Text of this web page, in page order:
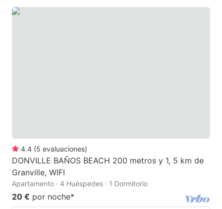
4.4 (5 evaluaciones)
DONVILLE BAÑOS BEACH 200 metros y 1, 5 km de
Granville, WIFI
Apartamento · 4 Huéspedes · 1 Dormitorio
20 € por noche*